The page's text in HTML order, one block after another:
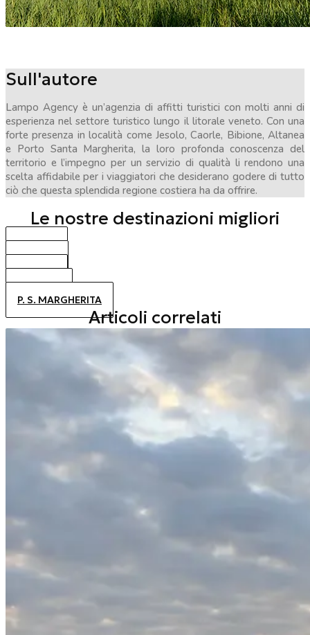
Sull'autore
Lampo Agency è un’agenzia di affitti turistici con molti anni di
esperienza nel settore turistico lungo il litorale veneto. Con una
forte presenza in località come Jesolo, Caorle, Bibione, Altanea
e Porto Santa Margherita, la loro profonda conoscenza del
territorio e l’impegno per un servizio di qualità li rendono una
scelta affidabile per i viaggiatori che desiderano godere di tutto
ciò che questa splendida regione costiera ha da offrire.
Le nostre destinazioni migliori
BIBIONE
CAORLE
JESOLO
ALTANEA
P. S. MARGHERITA
Articoli correlati